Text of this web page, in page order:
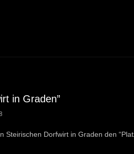
in Graden”
Steirischen Dorfwirt in Graden den